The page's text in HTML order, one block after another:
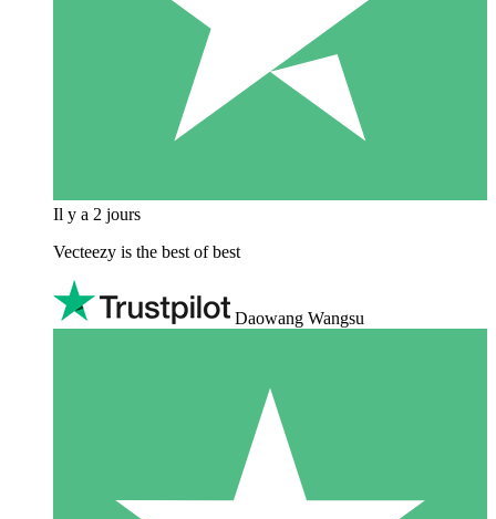
Il y a 2 jours
Vecteezy is the best of best
Daowang Wangsu